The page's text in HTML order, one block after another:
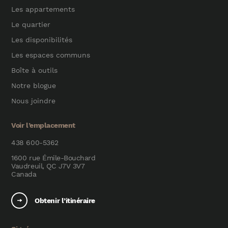
Les appartements
Le quartier
Les disponibilités
Les espaces communs
Boîte à outils
Notre blogue
Nous joindre
Voir l’emplacement
438 600-5362
1600 rue Émile-Bouchard
Vaudreuil, QC J7V 3V7
Canada
Obtenir l’itinéraire